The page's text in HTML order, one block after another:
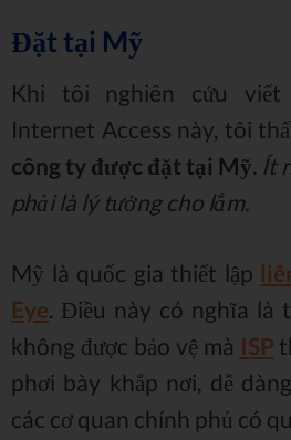
Đặt tại Mỹ
Khi tôi nghiên cứu viết
Internet Access này, tôi
công ty được đặt tại Mỹ Ít
phải là lý tưởng cho lắm.
Mỹ là quốc gia thiết lập
Eye . Điều này có nghĩa là
không được bảo vệ mà ISP
phơi bày khắp nơi, dễ
các cơ quan chính phủ có